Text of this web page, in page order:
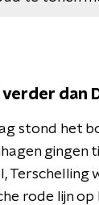
dan
stond het
gingen
Terschelling
rode lijn